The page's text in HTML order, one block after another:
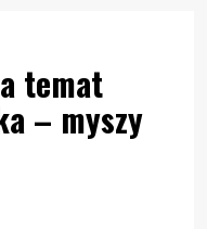
temat
– myszy